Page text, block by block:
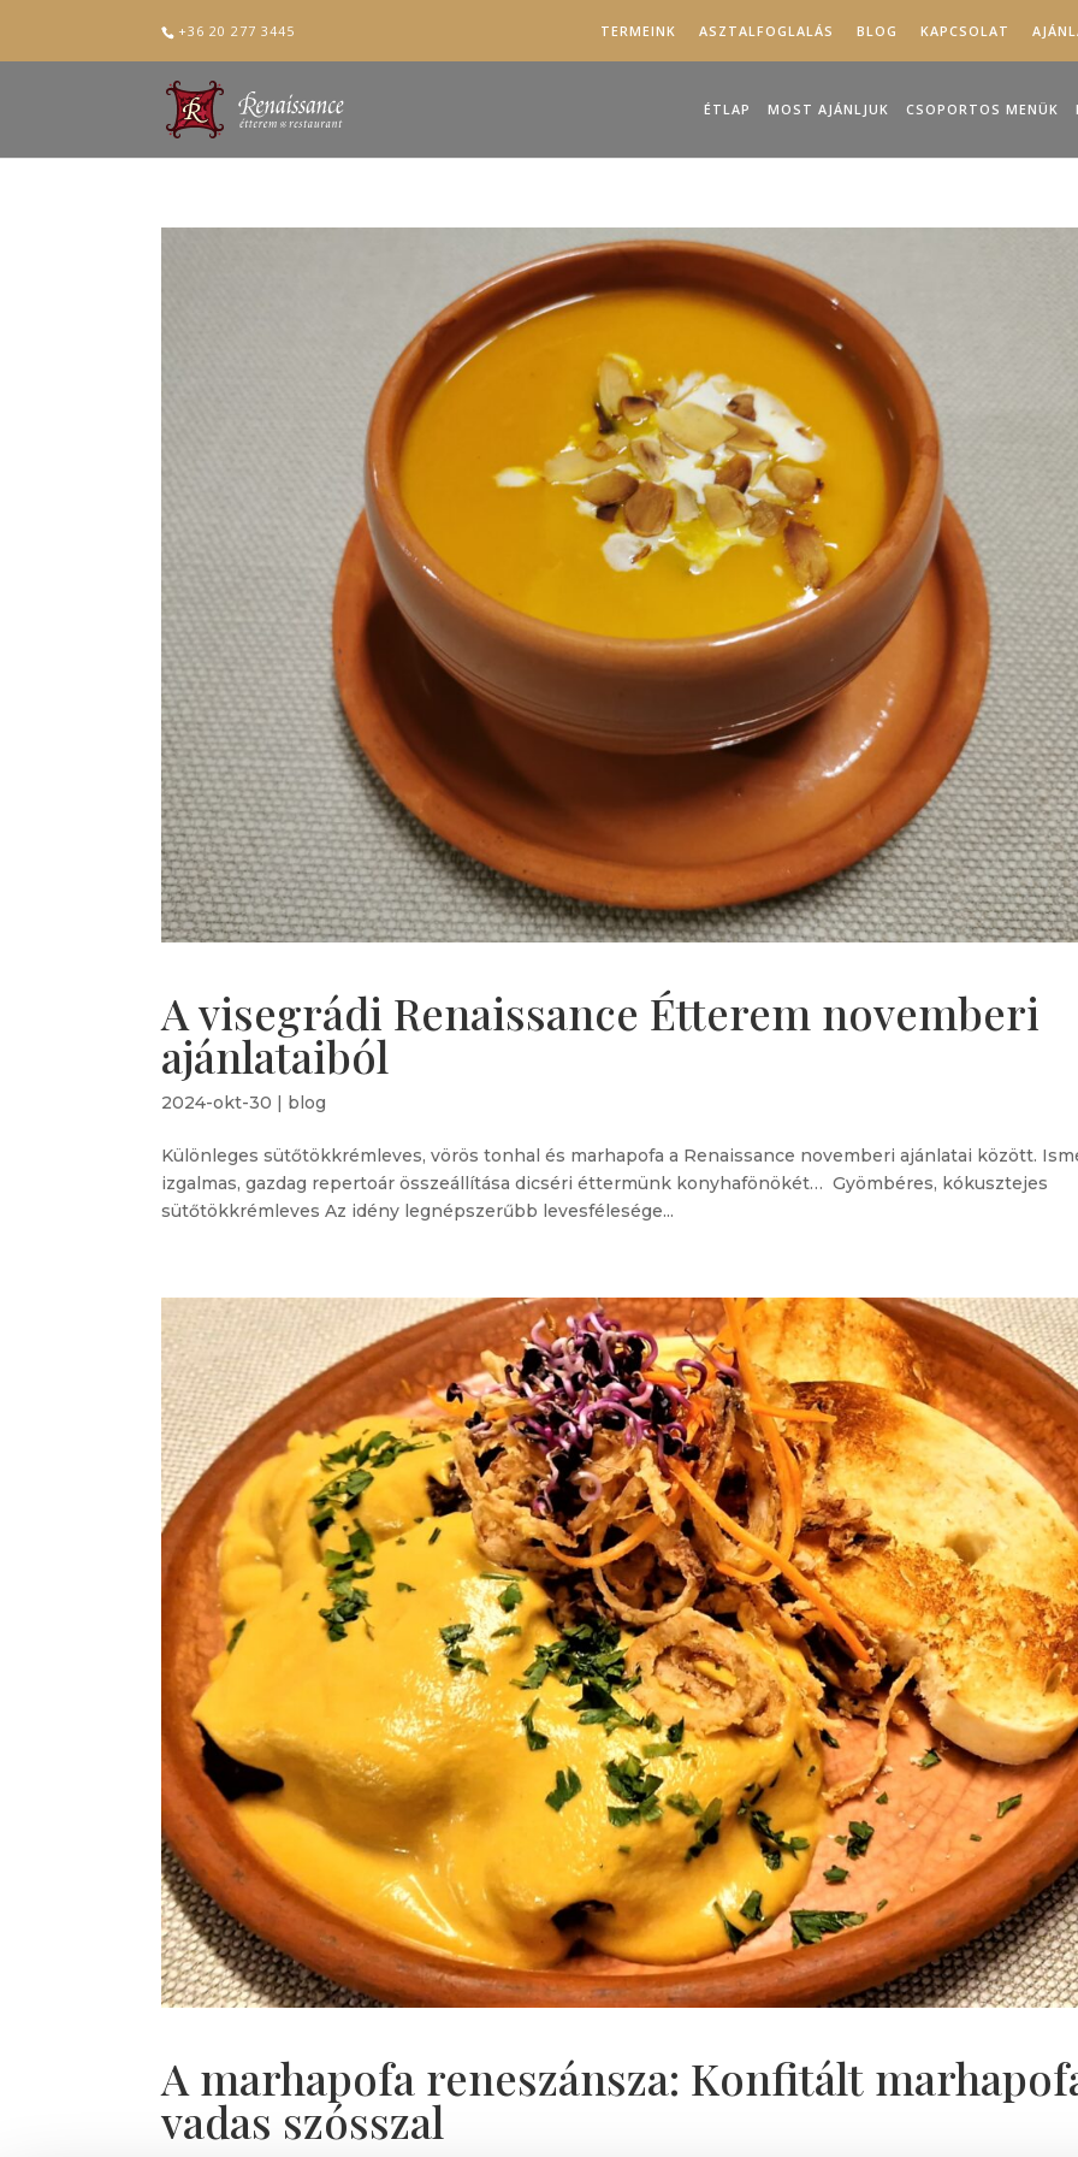
+36 20 277 3445 TERMEINK ASZTALFOGLALÁS BLOG KAPCSOLAT
ÉTLAP MOST AJÁNLJUK CSOPORTOS MENÜK
A visegrádi Renaissance Étterem novemberi
ajánlataiból
2024-okt-30 | blog
Különleges sütőtökkrémleves, vörös tonhal és marhapofa a Renaissance novemberi ajánlatai között.
izgalmas, gazdag repertoár összeállítása dicséri éttermünk konyhafönökét… Gyömbéres, kókusztejes
sütőtökkrémleves Az idény legnépszerűbb levesfélesége...
A marhapofa reneszánsza: Konfitált
vadas szósszal